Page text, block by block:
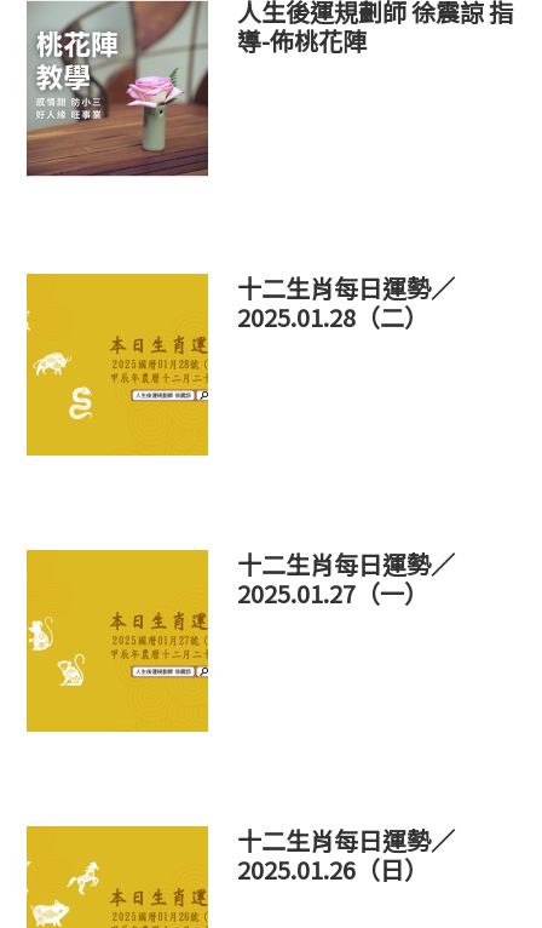
人生後運規劃師 徐震諒 指
導-佈桃花陣
十二生肖每日運勢／
2025.01.28（二）
十二生肖每日運勢／
2025.01.27（一）
十二生肖每日運勢／
2025.01.26（日）